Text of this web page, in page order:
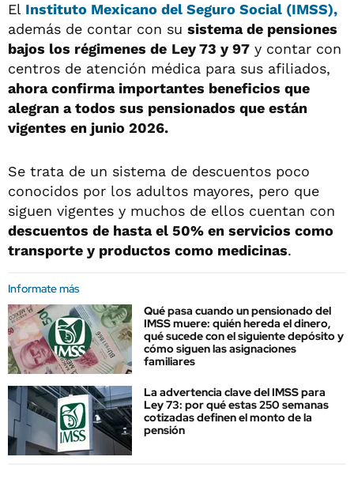
El Instituto Mexicano del Seguro Social (IMSS),
además de contar con su sistema de pensiones
bajos los régimenes de Ley 73 y 97 y contar con
centros de atención médica para sus afiliados,
ahora confirma importantes beneficios que
alegran a todos sus pensionados que están
vigentes en junio 2026.
Se trata de un sistema de descuentos poco
conocidos por los adultos mayores, pero que
siguen vigentes y muchos de ellos cuentan con
descuentos de hasta el 50% en servicios como
transporte y productos como medicinas.
Informate más
Qué pasa cuando un pensionado del
IMSS muere: quién hereda el dinero,
qué sucede con el siguiente depósito y
cómo siguen las asignaciones
familiares
La advertencia clave del IMSS para
Ley 73: por qué estas 250 semanas
cotizadas definen el monto de la
pensión